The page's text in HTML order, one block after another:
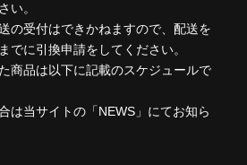
い。
の受付はできかねますので、配送を
でに引換申請をしてください。
商品は以下に記載のスケジュールで
は当サイトの「NEWS」にてお知ら